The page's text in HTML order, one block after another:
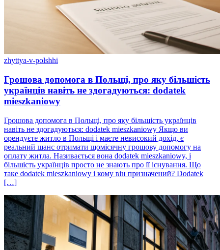
zhyttya-v-polshhi
Грошова допомога в Польщі, про яку більшість
українців навіть не здогадуються: dodatek
mieszkaniowy
Грошова допомога в Польщі, про яку більшість українців
навіть не здогадуються: dodatek mieszkaniowy Якщо ви
орендуєте житло в Польщі і маєте невисокий дохід, є
реальний шанс отримати щомісячну грошову допомогу на
оплату житла. Називається вона dodatek mieszkaniowy, і
більшість українців просто не знають про її існування. Що
таке dodatek mieszkaniowy і кому він призначений? Dodatek
[…]